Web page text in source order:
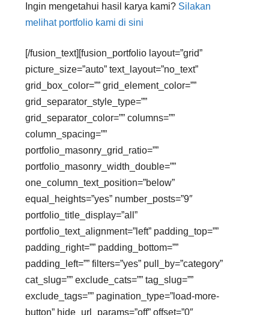
Ingin mengetahui hasil karya kami? Silakan
melihat portfolio kami di sini
[/fusion_text][fusion_portfolio layout=”grid”
picture_size=”auto” text_layout=”no_text”
grid_box_color=”” grid_element_color=””
grid_separator_style_type=””
grid_separator_color=”” columns=””
column_spacing=””
portfolio_masonry_grid_ratio=””
portfolio_masonry_width_double=””
one_column_text_position=”below”
equal_heights=”yes” number_posts=”9″
portfolio_title_display=”all”
portfolio_text_alignment=”left” padding_top=””
padding_right=”” padding_bottom=””
padding_left=”” filters=”yes” pull_by=”category”
cat_slug=”” exclude_cats=”” tag_slug=””
exclude_tags=”” pagination_type=”load-more-
button” hide_url_params=”off” offset=”0″